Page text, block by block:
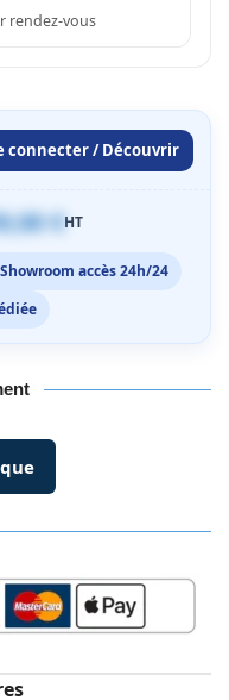
rendez-vous
connecter / Découvrir
€HT
accès 24h/24